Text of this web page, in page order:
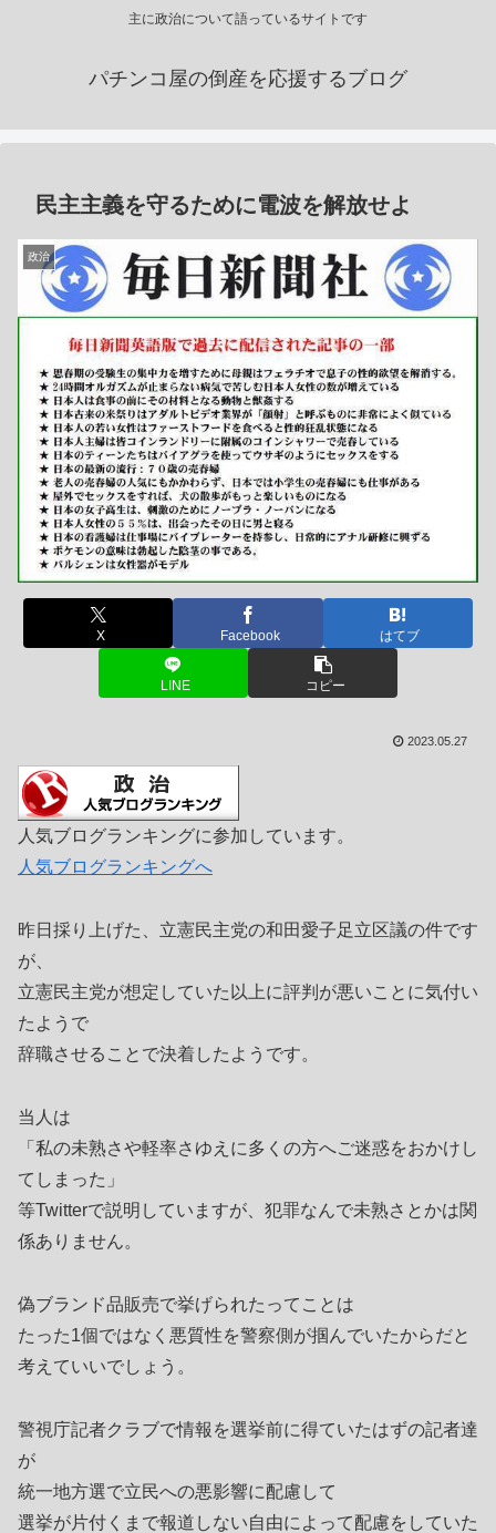
主に政治について語っているサイトです
パチンコ屋の倒産を応援するブログ
民主主義を守るために電波を解放せよ
政治
X Facebook はてブ
LINE コピー
2023.05.27
人気ブログランキングに参加しています。
人気ブログランキングへ
昨日採り上げた、立憲民主党の和田愛子足立区議の件です
が、
立憲民主党が想定していた以上に評判が悪いことに気付い
たようで
辞職させることで決着したようです。
当人は
「私の未熟さや軽率さゆえに多くの方へご迷惑をおかけし
てしまった」
等Twitterで説明していますが、犯罪なんで未熟さとかは関
係ありません。
偽ブランド品販売で挙げられたってことは
たった1個ではなく悪質性を警察側が掴んでいたからだと
考えていいでしょう。
警視庁記者クラブで情報を選挙前に得ていたはずの記者達
が
統一地方選で立民への悪影響に配慮して
選挙が片付くまで報道しない自由によって配慮をしていた